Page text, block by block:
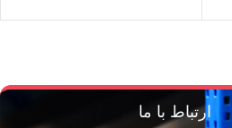
ارتباط با ما